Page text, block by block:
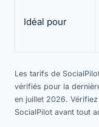
Idéal pour
Les tarifs de
vérifiés pour la
en juillet 2026.
SocialPilot avant tout